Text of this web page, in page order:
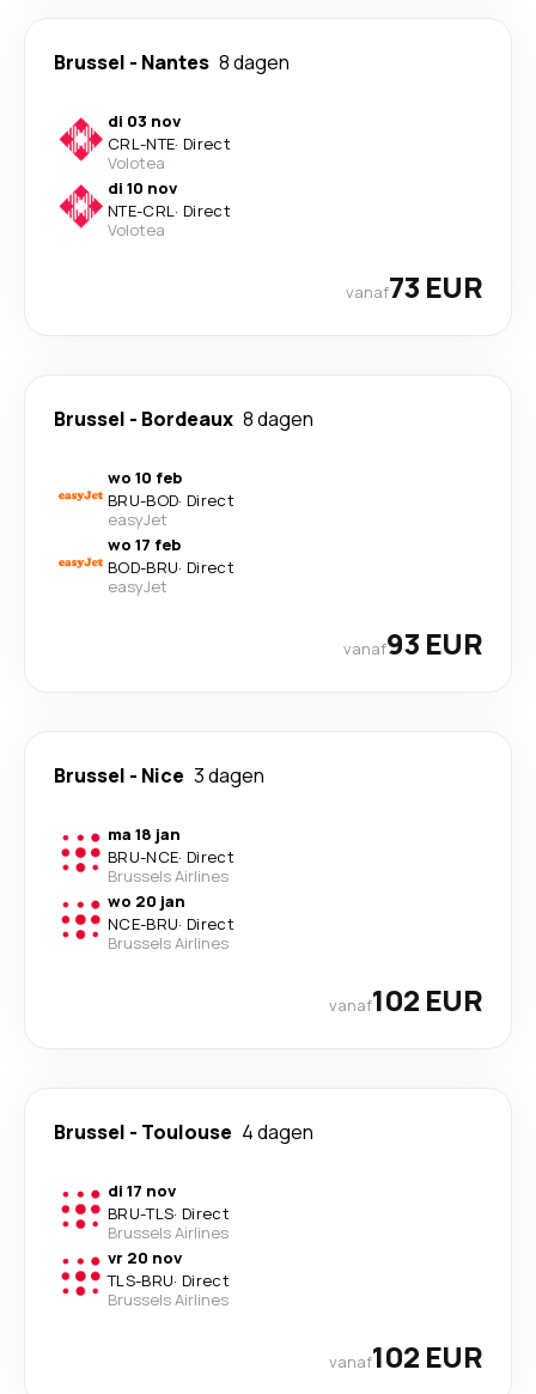
Brussel - Nantes 8 dagen
di 03 nov
CRL-NTE· Direct
Volotea
di 10 nov
NTE-CRL· Direct
Volotea
vanaf73 EUR
Brussel - Bordeaux 8 dagen
wo 10 feb
BRU-BOD· Direct
easyJet
wo 17 feb
BOD-BRU· Direct
easyJet
vanaf93 EUR
Brussel - Nice 3 dagen
ma 18 jan
BRU-NCE· Direct
Brussels Airlines
wo 20 jan
NCE-BRU· Direct
Brussels Airlines
vanaf102 EUR
Brussel - Toulouse 4 dagen
di 17 nov
BRU-TLS· Direct
Brussels Airlines
vr 20 nov
TLS-BRU· Direct
Brussels Airlines
vanaf102 EUR